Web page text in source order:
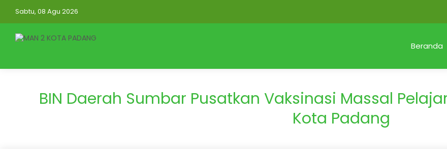
Sabtu, 08 Agu 2026
Beranda
BIN Daerah Sumbar Pusatkan Vaksinasi Massal
Kota Padang